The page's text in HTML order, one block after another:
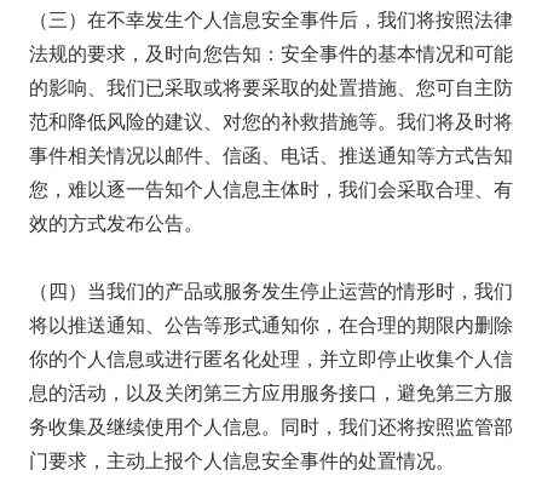
（三）在不幸发生个人信息安全事件后，我们将按照法律
法规的要求，及时向您告知：安全事件的基本情况和可能
的影响、我们已采取或将要采取的处置措施、您可自主防
范和降低风险的建议、对您的补救措施等。我们将及时将
事件相关情况以邮件、信函、电话、推送通知等方式告知
您，难以逐一告知个人信息主体时，我们会采取合理、有
效的方式发布公告。
（四）当我们的产品或服务发生停止运营的情形时，我们
将以推送通知、公告等形式通知你，在合理的期限内删除
你的个人信息或进行匿名化处理，并立即停止收集个人信
息的活动，以及关闭第三方应用服务接口，避免第三方服
务收集及继续使用个人信息。同时，我们还将按照监管部
门要求，主动上报个人信息安全事件的处置情况。